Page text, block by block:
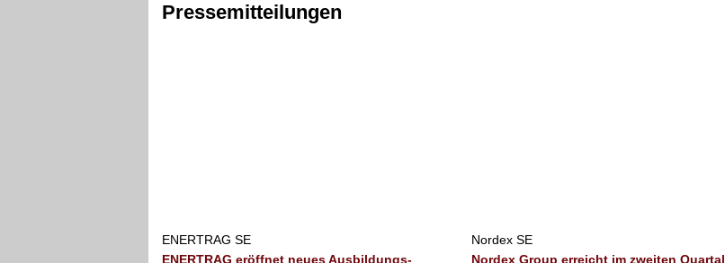
Pressemitteilungen
ENERTRAG SE
ENERTRAG eröffnet neues Ausbildungs-
Nordex SE
Nordex Group erreicht im zweiten Quartal